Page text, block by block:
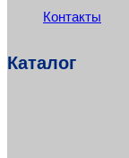
Контакты
Каталог